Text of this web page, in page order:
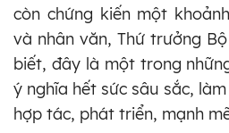
còn chứng kiến một
và nhân văn, Thứ trưởng
biết, đây là một trong
ý nghĩa hết sức sâu sắc,
hợp tác, phát triển, mạnh